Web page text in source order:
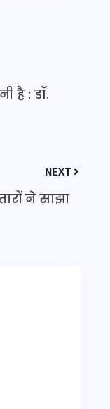
है : डॉ.
NEXT
ने साझा